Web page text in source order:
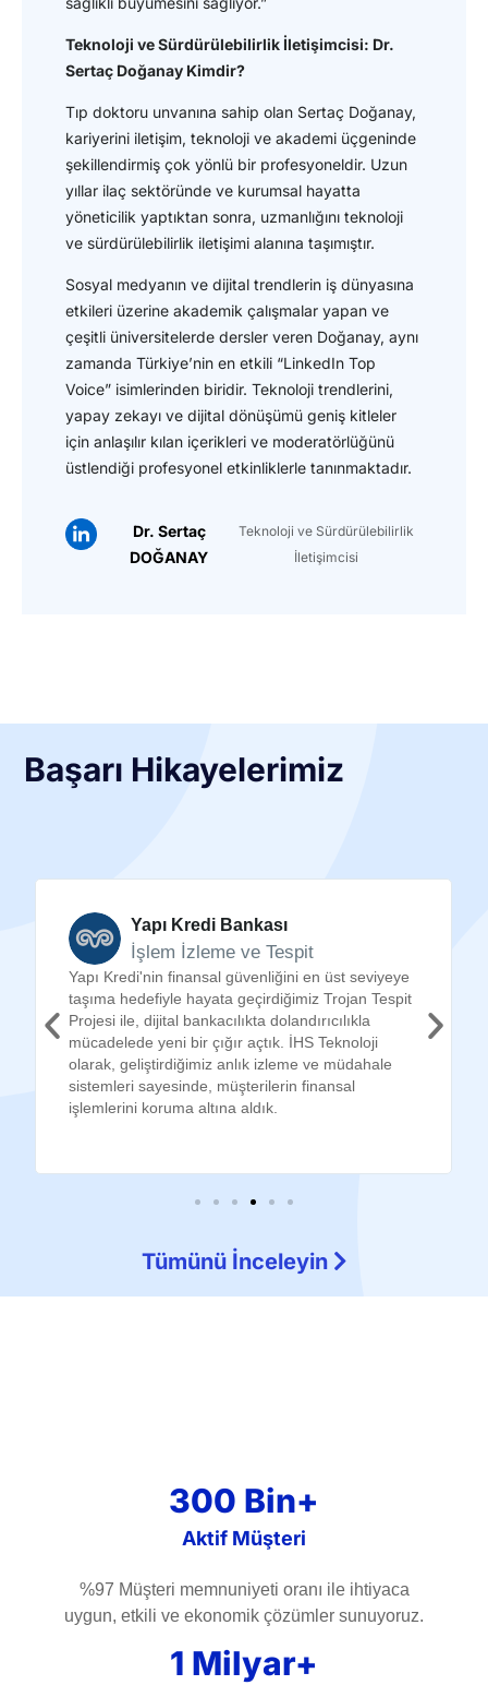
Teknoloji ve Sürdürülebilirlik İletişimcisi: Dr.
Sertaç Doğanay Kimdir?
Tıp doktoru unvanına sahip olan Sertaç Doğanay,
kariyerini iletişim, teknoloji ve akademi üçgeninde
şekillendirmiş çok yönlü bir profesyoneldir. Uzun
yıllar ilaç sektöründe ve kurumsal hayatta
yöneticilik yaptıktan sonra, uzmanlığını teknoloji
ve sürdürülebilirlik iletişimi alanına taşımıştır.
Sosyal medyanın ve dijital trendlerin iş dünyasına
etkileri üzerine akademik çalışmalar yapan ve
çeşitli üniversitelerde dersler veren Doğanay, aynı
zamanda Türkiye’nin en etkili “LinkedIn Top
Voice” isimlerinden biridir. Teknoloji trendlerini,
yapay zekayı ve dijital dönüşümü geniş kitleler
için anlaşılır kılan içerikleri ve moderatörlüğünü
üstlendiği profesyonel etkinliklerle tanınmaktadır.
Dr. Sertaç
DOĞANAY
Teknoloji ve Sürdürülebilirlik
İletişimcisi
Başarı Hikayelerimiz
Yapı Kredi Bankası
İşlem İzleme ve Tespit
Yapı Kredi'nin finansal güvenliğini en üst seviyeye
taşıma hedefiyle hayata geçirdiğimiz Trojan Tespit
Projesi ile, dijital bankacılıkta dolandırıcılıkla
mücadelede yeni bir çığır açtık. İHS Teknoloji
olarak, geliştirdiğimiz anlık izleme ve müdahale
sistemleri sayesinde, müşterilerin finansal
işlemlerini koruma altına aldık.
Tümünü İnceleyin
300 Bin+
Aktif Müşteri
%97 Müşteri memnuniyeti oranı ile ihtiyaca
uygun, etkili ve ekonomik çözümler sunuyoruz.
1 Milyar+